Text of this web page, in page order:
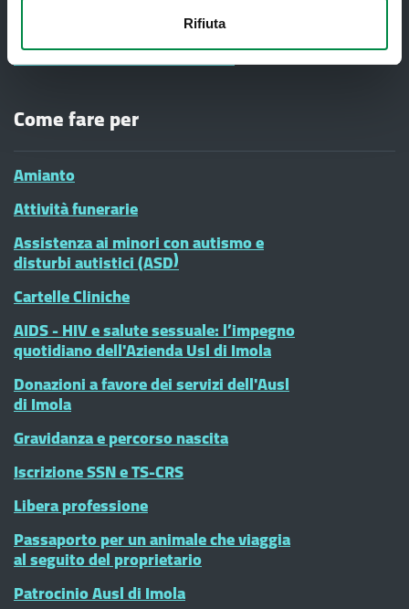
Rifiuta
#diciamoNo alla Violenza contro le
donne - CENTRI ANTIVIOLENZA
Come fare per
Amianto
Attività funerarie
Assistenza ai minori con autismo e
disturbi autistici (ASD)
Cartelle Cliniche
AIDS - HIV e salute sessuale: l’impegno
quotidiano dell'Azienda Usl di Imola
Donazioni a favore dei servizi dell'Ausl
di Imola
Gravidanza e percorso nascita
Iscrizione SSN e TS-CRS
Libera professione
Passaporto per un animale che viaggia
al seguito del proprietario
Patrocinio Ausl di Imola